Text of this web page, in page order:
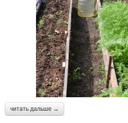
читать дальше →